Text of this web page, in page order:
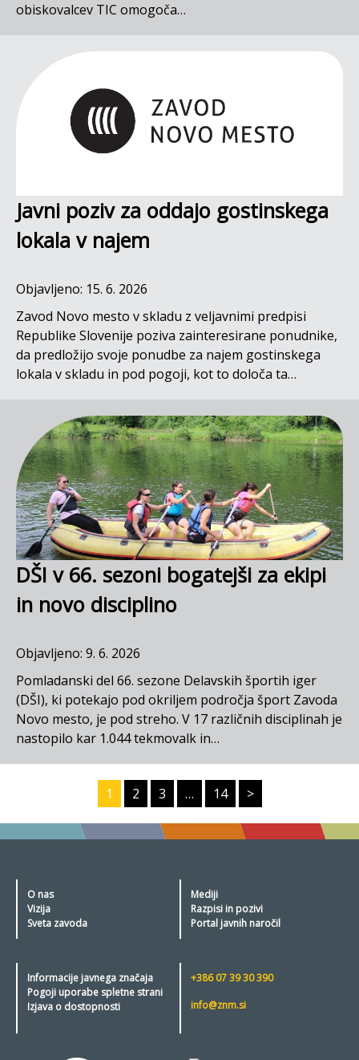
obiskovalcev TIC omogoča…
Javni poziv za oddajo gostinskega
lokala v najem
Objavljeno: 15. 6. 2026
Zavod Novo mesto v skladu z veljavnimi predpisi
Republike Slovenije poziva zainteresirane ponudnike,
da predložijo svoje ponudbe za najem gostinskega
lokala v skladu in pod pogoji, kot to določa ta…
DŠI v 66. sezoni bogatejši za ekipi
in novo disciplino
Objavljeno: 9. 6. 2026
Pomladanski del 66. sezone Delavskih športih iger
(DŠI), ki potekajo pod okriljem področja šport Zavoda
Novo mesto, je pod streho. V 17 različnih disciplinah je
nastopilo kar 1.044 tekmovalk in…
1 2 3 … 14 >
O nas
Vizija
Sveta zavoda
Mediji
Razpisi in pozivi
Portal javnih naročil
Informacije javnega značaja
Pogoji uporabe spletne strani
Izjava o dostopnosti
+386 07 39 30 390
info@znm.si